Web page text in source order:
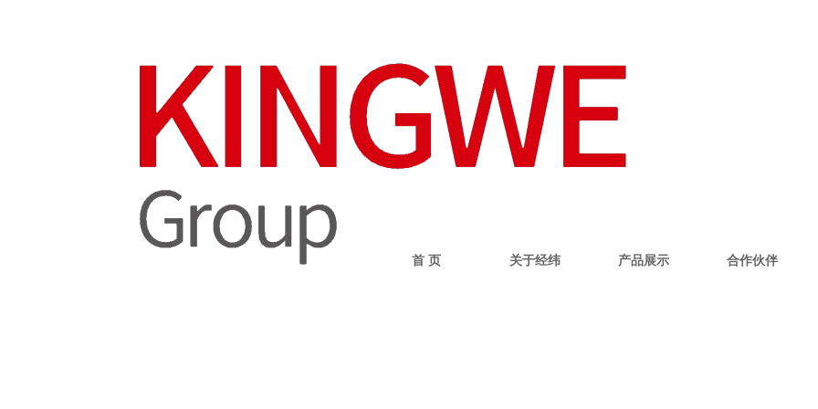
首 页 关于经纬 产品展示 合作伙伴